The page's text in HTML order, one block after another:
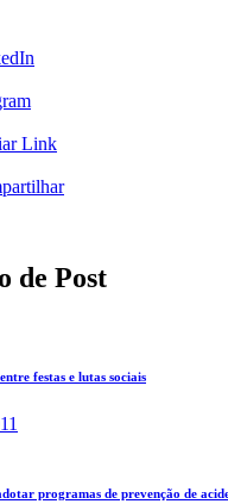
Link
de Post
festas e lutas sociais
programas de prevenção de